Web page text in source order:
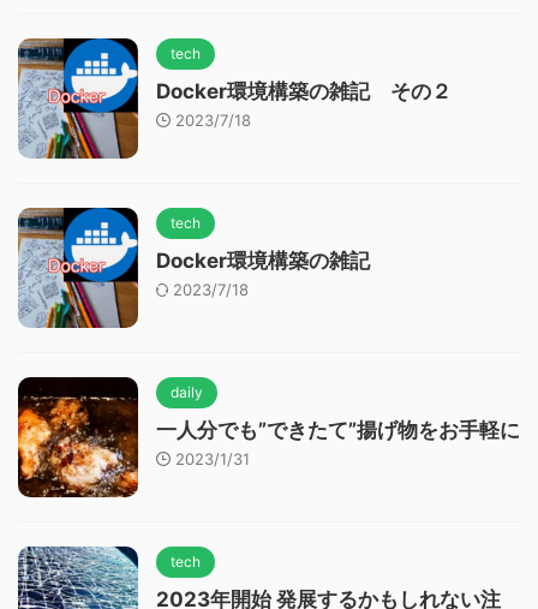
tech
Docker環境構築の雑記 その２
2023/7/18
tech
Docker環境構築の雑記
2023/7/18
daily
一人分でも”できたて”揚げ物をお手軽に
2023/1/31
tech
2023年開始 発展するかもしれない注